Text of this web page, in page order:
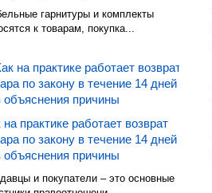
гарнитуры и комплекты
к товарам, покупка...
на практике работает возврат
по закону в течение 14 дней
объяснения причины
и покупатели – это основные